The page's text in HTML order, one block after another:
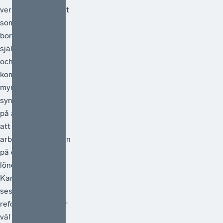
verklighet av något
som egentligen
borde vara en
självklarhet. Från
och med 1 juli
kommer statliga
myndigheter
synliggöra skatten
på arbete genom
att redovisa
arbetsgivaravgiften
på de anställdas
lönebesked.
Kanske kan detta
ses som en liten
reform, men den är
väl så viktig.